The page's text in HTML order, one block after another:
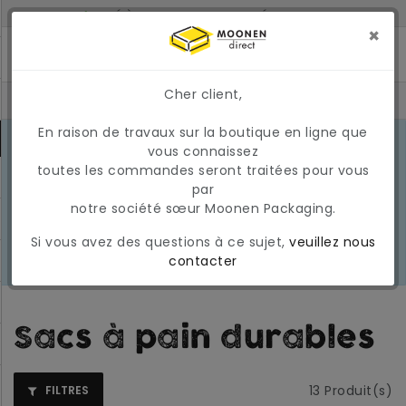
LIVRÉ À 2 JOURS SI COMMANDÉ AVANT 17H
MONTANT MINIMUM DE COMMANDE : 150 €
CONDITIONS DU MARCHÉ EN MARS
En raison des conditions actuelles
du marché, les prix et la
disponibilité peuvent varier
actuellement une surcharge
carburant temporaire et variable.
EN
SAVOIR
Sacs à pain durables
FILTRES 13 Produit(s)
×
Cher client,
En raison de travaux sur la boutique en ligne que
vous connaissez
toutes les commandes seront traitées pour vous
par
notre société sœur Moonen Packaging.
Si vous avez des questions à ce sujet, veuillez nous
contacter